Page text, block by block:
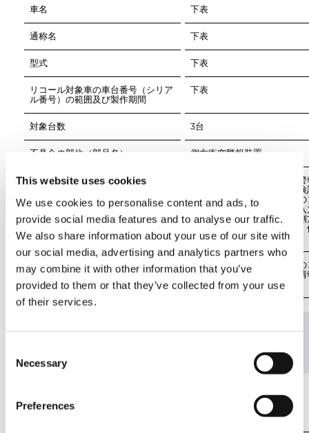
This website uses cookies
We use cookies to personalise content and ads, to
provide social media features and to analyse our traffic.
We also share information about your use of our site with
our social media, advertising and analytics partners who
may combine it with other information that you’ve
provided to them or that they’ve collected from your use
of their services.
Selection
Necessary
Preferences
車名
通称名
型式
リコール対象車の車台番号（シリア
ル番号）の範囲及び製作期間
対象台数 3台
不具合の部位（部品名） 側方衝突警報装置
不具合の状況
クレーン用台車の側方衝突
において、電気回路の設計
十分なため、当該警報装置の
ローラに無効な車速情報が入
ることがある。そのため、
警報装置が正常に作動せず
準に適合しない。
改善措置の内容
全車両、側方衝突警報装置
ローラに接続している車速
線を修正する。